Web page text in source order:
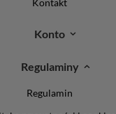
Kontakt
Konto
Regulaminy
Regulamin